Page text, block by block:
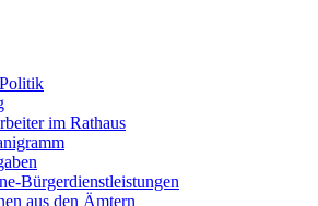
im Rathaus
Bürgerdienstleistungen
aus den Ämtern